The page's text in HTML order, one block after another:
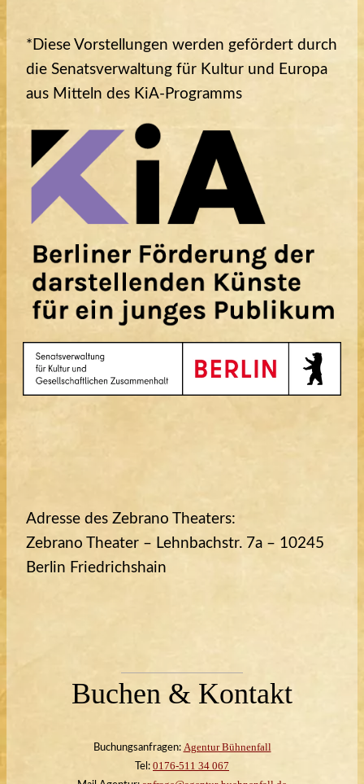
*Diese Vorstellungen werden gefördert durch
die Senatsverwaltung für Kultur und Europa
aus Mitteln des KiA-Programms
Adresse des Zebrano Theaters:
Zebrano Theater – Lehnbachstr. 7a – 10245
Berlin Friedrichshain
Buchen & Kontakt
Buchungsanfragen: Agentur Bühnenfall
Tel: 0176-511 34 067